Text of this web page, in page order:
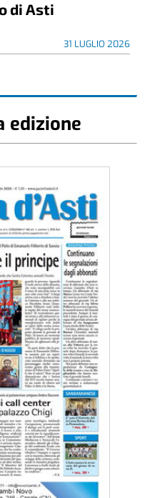
di Asti
31 LUGLIO 2026
edizione